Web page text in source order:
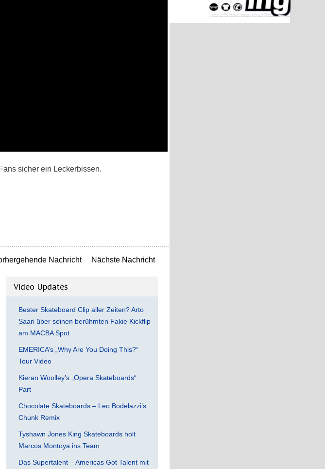
sicher ein Leckerbissen.
Nachricht Nächste Nachricht
Video Updates
Bester Skateboard Clip aller Zeiten? Arto
Saari über seinen berühmten Fakie Kickflip
am MACBA Spot
EMERICA’s „Why Are You Doing This?“
Tour Video
Kieran Woolley’s „Opera Skateboards“
Part
Chocolate Skateboards – Leo Bodelazzi’s
Chunk Remix
Tyshawn Jones King Skateboards holt
Marcos Montoya ins Team
Das Supertalent – Americas Got Talent mit